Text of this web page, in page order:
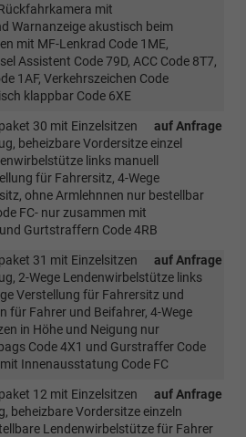
mit
Warnanzeige akustisch beim
mit MF-Lenkrad Code 1ME,
Assistent Code 79D, ACC Code 8T7,
1AF, Verkehrszeichen Code
klappbar Code 6XE
auf Anfrage
30 mit Einzelsitzen
beheizbare Vordersitze einzel
links manuell
für Fahrersitz, 4-Wege
ohne Armlehnnen nur bestellbar
FC- nur zusammen mit
Gurtstraffern Code 4RB
auf Anfrage
31 mit Einzelsitzen
2-Wege Lendenwirbelstütze links
Verstellung für Fahrersitz und
für Fahrer und Beifahrer, 4-Wege
in Höhe und Neigung nur
Code 4X1 und Gurstraffer Code
Innenausstatung Code FC
auf Anfrage
12 mit Einzelsitzen
beheizbare Vordersitze einzeln
Lendenwirbelstütze für Fahrer